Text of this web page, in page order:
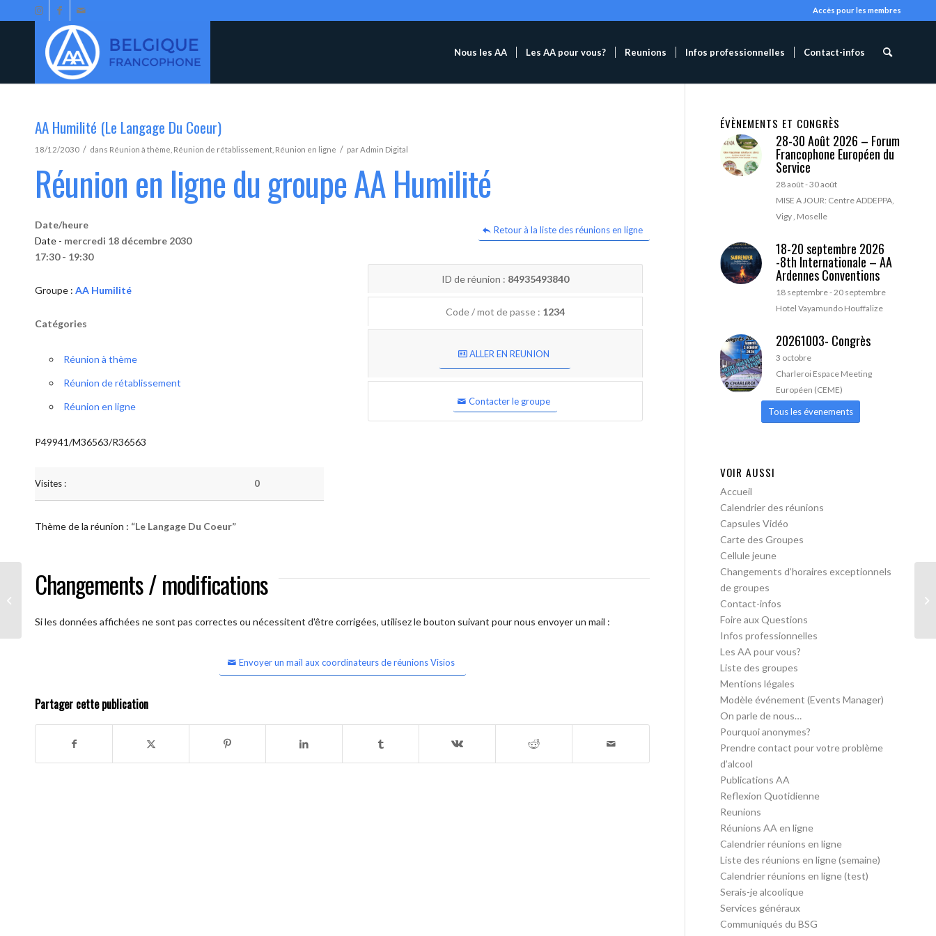
Accès pour les membres
Nous les AA Les AA pour vous? Reunions Infos professionnelles Contact-infos
AA Humilité (Le Langage Du Coeur)
18/12/2030 / dans Réunion à thème Réunion de rétablissement Réunion en ligne / parAdmin Digital
Réunion en ligne du groupe AA Humilité
Retour à la liste des réunions en ligne
Date/heure
Date - mercredi 18 décembre 2030
17:30 - 19:30
Groupe : AA Humilité
Catégories
Réunion à thème
Réunion de rétablissement
Réunion en ligne
P49941/M36563/R36563
Visites : 0
ID de réunion : 84935493840
Code / mot de passe : 1234
ALLER EN REUNION
Contacter le groupe
Thème de la réunion : “Le Langage Du Coeur”
Changements / modifications
Si les données affichées ne sont pas correctes ou nécessitent d'être corrigées, utilisez le bouton suivant pour nous envoyer un mail :
Envoyer un mail aux coordinateurs de réunions Visios
Partager cette publication
ÉVÈNEMENTS ET CONGRÈS
28-30 Août 2026 – Forum
Francophone Européen du
Service
28 août-30 août
MISE A JOUR: Centre ADDEPPA,
Vigy , Moselle
18-20 septembre 2026
-8th Internationale – AA
Ardennes Conventions
18 septembre-20 septembre
Hotel Vayamundo Houffalize
20261003- Congrès
3 octobre
Charleroi Espace Meeting
Européen (CEME)
Tous les évenements
VOIR AUSSI
Accueil
Calendrier des réunions
Capsules Vidéo
Carte des Groupes
Cellule jeune
Changements d’horaires exceptionnels
de groupes
Contact-infos
Foire aux Questions
Infos professionnelles
Les AA pour vous?
Liste des groupes
Mentions légales
Modèle événement (Events Manager)
On parle de nous…
Pourquoi anonymes?
Prendre contact pour votre problème
d’alcool
Publications AA
Reflexion Quotidienne
Reunions
Réunions AA en ligne
Calendrier réunions en ligne
Liste des réunions en ligne (semaine)
Calendrier réunions en ligne (test)
Serais-je alcoolique
Services généraux
Communiqués du BSG
AA Humilité (Le Langage Du Coeur)